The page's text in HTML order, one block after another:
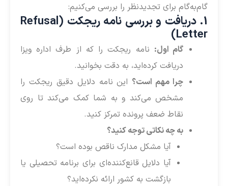
گام‌به‌گام برای تجدیدنظر را بررسی می‌کنیم:
1. دریافت و بررسی نامه ریجکت (Refusal
Letter)
گام اول: نامه ریجکت را که از طرف اداره ویزا
دریافت کرده‌اید، به دقت بخوانید.
چرا مهم است؟ این نامه دلایل دقیق ریجکت را
مشخص می‌کند و به شما کمک می‌کند تا روی
نقاط ضعف پرونده تمرکز کنید.
به چه نکاتی توجه کنید؟
آیا مشکل مدارک ناقص بوده است؟
آیا دلایل قانع‌کننده‌ای برای برنامه تحصیلی یا
بازگشت به کشور ارائه نکرده‌اید؟